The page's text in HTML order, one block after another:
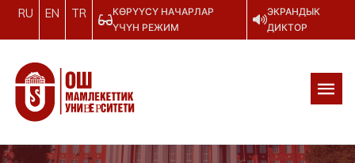
RU EN TR
КӨРҮҮСҮ НАЧАРЛАР
ҮЧҮН РЕЖИМ
ЭКРАНДЫК
ДИКТОР